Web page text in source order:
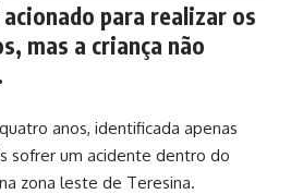
para realizar os
mas a criança não
anos, identificada apenas
sofrer um acidente dentro do
zona leste de Teresina.